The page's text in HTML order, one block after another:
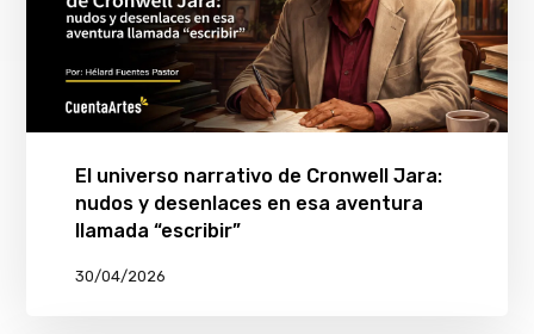
El universo narrativo de Cronwell Jara:
nudos y desenlaces en esa aventura
llamada “escribir”
30/04/2026